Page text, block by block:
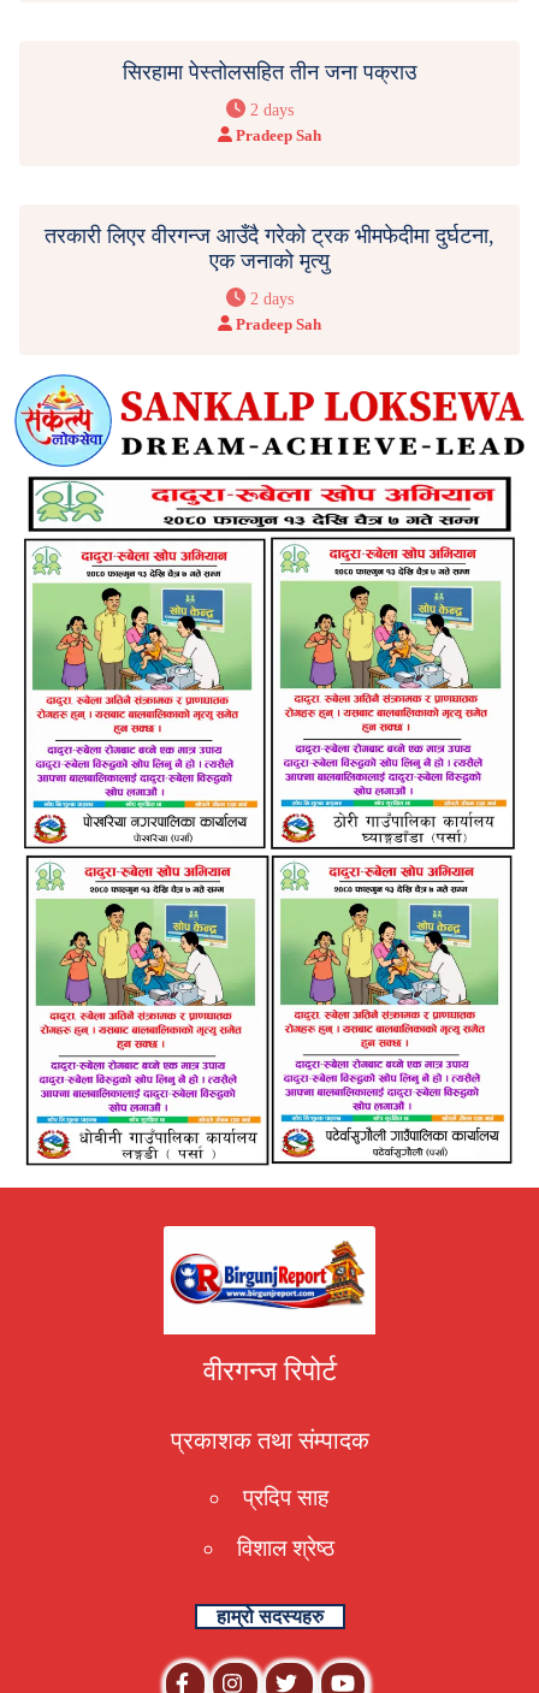
सिरहामा पेस्तोलसहित तीन जना पक्राउ
2 days
Pradeep Sah
तरकारी लिएर वीरगन्ज आउँदै गरेको ट्रक भीमफेदीमा दुर्घटना,
एक जनाको मृत्यु
2 days
Pradeep Sah
वीरगन्ज रिपोर्ट
प्रकाशक तथा संम्पादक
प्रदिप साह
विशाल श्रेष्ठ
हाम्रो सदस्यहरु